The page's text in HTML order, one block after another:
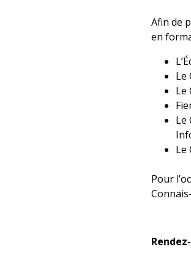
Afin de
en
Le
Le
Le
Le
Pour